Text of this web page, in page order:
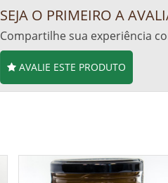
SEJA O PRIMEIRO A
Compartilhe sua experiência
AVALIE ESTE PRODUTO